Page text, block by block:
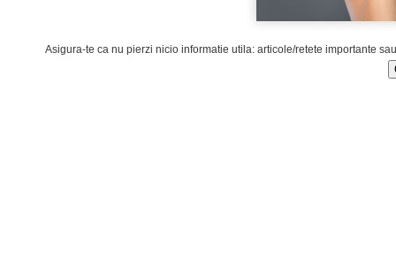
Asigura-te ca nu pierzi nicio informatie utila: articole/retete importante